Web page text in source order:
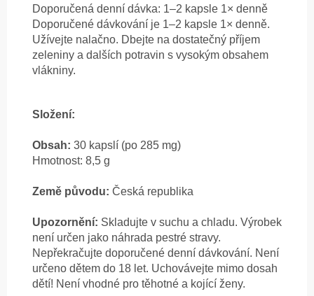
Doporučená denní dávka: 1–2 kapsle 1× denně
Doporučené dávkování je 1–2 kapsle 1× denně.
Užívejte nalačno. Dbejte na dostatečný příjem
zeleniny a dalších potravin s vysokým obsahem
vlákniny.
Složení:
Obsah: 30 kapslí (po 285 mg)
Hmotnost: 8,5 g
Země původu: Česká republika
Upozornění: Skladujte v suchu a chladu. Výrobek
není určen jako náhrada pestré stravy.
Nepřekračujte doporučené denní dávkování. Není
určeno dětem do 18 let. Uchovávejte mimo dosah
dětí! Není vhodné pro těhotné a kojící ženy.